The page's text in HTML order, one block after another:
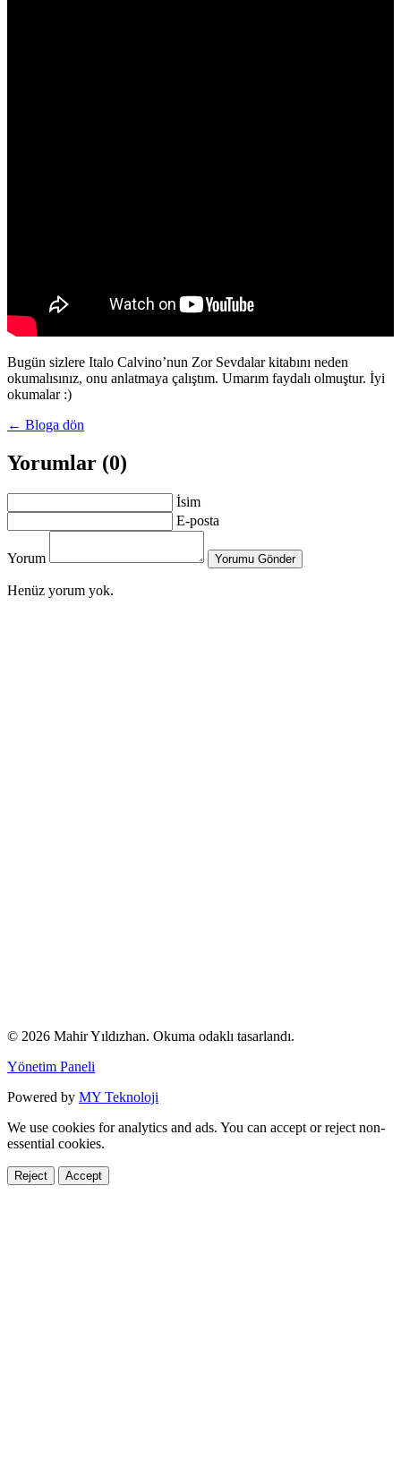
Bugün sizlere Italo Calvino’nun Zor Sevdalar kitabını neden
okumalısınız, onu anlatmaya çalıştım. Umarım faydalı olmuştur. İyi
okumalar :)
← Bloga dön
Yorumlar (0)
İsim
E-posta
Yorum Yorumu Gönder
Henüz yorum yok.
© 2026 Mahir Yıldızhan. Okuma odaklı tasarlandı.
Yönetim Paneli
Powered by MY Teknoloji
We use cookies for analytics and ads. You can accept or reject non-
essential cookies.
Reject Accept